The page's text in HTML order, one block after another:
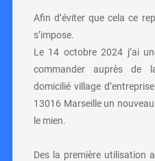
Afin d’éviter que cela ce
s’impose.
Le 14 octobre 2024 j’ai
commander auprès de
domicilié village
13016 Marseille un
le mien.
Des la première utilisation